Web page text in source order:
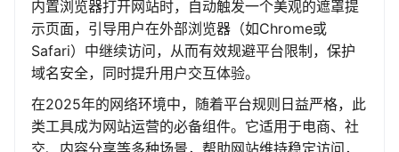
内置浏览器打开网站时，自动触发一个美观的遮罩提
示页面，引导用户在外部浏览器（如Chrome或
Safari）中继续访问，从而有效规避平台限制，保护
域名安全，同时提升用户交互体验。
在2025年的网络环境中，随着平台规则日益严格，此
类工具成为网站运营的必备组件。它适用于电商、社